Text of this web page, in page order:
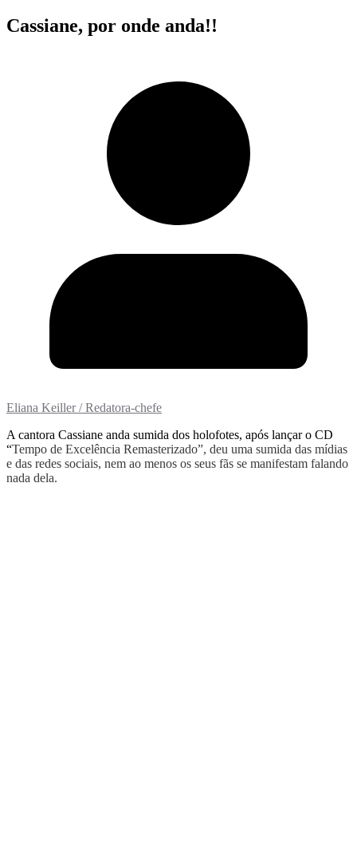
Cassiane, por onde anda!!
Eliana Keiller / Redatora-chefe
A cantora Cassiane anda sumida dos holofotes, após lançar o CD
“Tempo de Excelência Remasterizado”, deu uma sumida das mídias
e das redes sociais, nem ao menos os seus fãs se manifestam falando
nada dela.